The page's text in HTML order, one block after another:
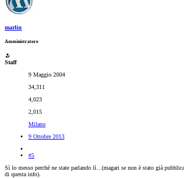
marlin
Amministratore
Staff
9 Maggio 2004
34,311
4,023
2,015
Milano
9 Ottobre 2013
#5
Sì lo messo perché ne state parlando lì...(magari se non è stato già
di questa info).